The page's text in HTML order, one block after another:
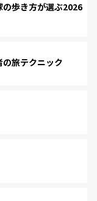
歩き方が選ぶ2026
旅テクニック